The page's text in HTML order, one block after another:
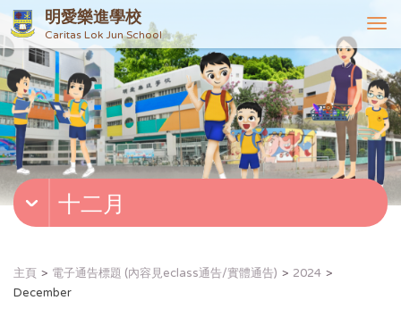
明愛樂進學校
Caritas Lok Jun School
T
o
g
g
l
e
n
v
g
十二月
主頁 電子通告標題 (內容見eclass通告/實體通告)
2024
December